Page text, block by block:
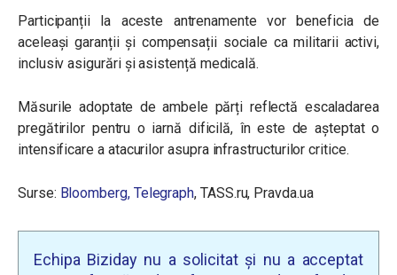
Participanții la aceste antrenamente vor beneficia de
aceleași garanții și compensații sociale ca militarii activi,
inclusiv asigurări și asistență medicală.
Măsurile adoptate de ambele părți reflectă escaladarea
pregătirilor pentru o iarnă dificilă, în este de așteptat o
intensificare a atacurilor asupra infrastructurilor critice.
Surse: Bloomberg, Telegraph, TASS.ru, Pravda.ua
Echipa Biziday nu a solicitat și nu a acceptat